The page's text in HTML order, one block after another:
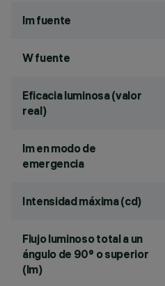
lm fuente
W fuente
Eficacia luminosa (valor
real)
lm en modo de
emergencia
Intensidad máxima (cd)
Flujo luminoso total a un
ángulo de 90° o superior
(lm)